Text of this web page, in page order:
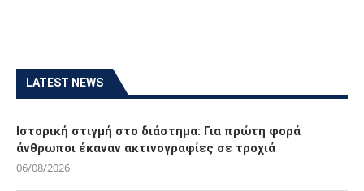
LATEST NEWS
Ιστορική στιγμή στο διάστημα: Για πρώτη φορά
άνθρωποι έκαναν ακτινογραφίες σε τροχιά
06/08/2026